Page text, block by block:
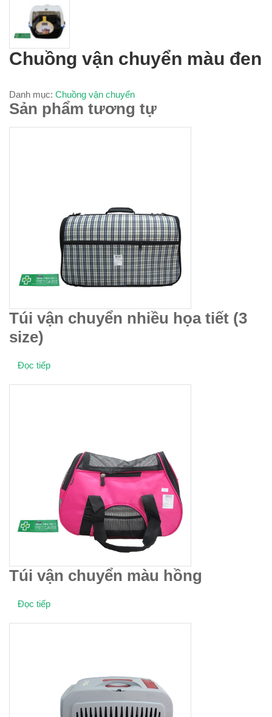
Chuồng vận chuyển màu đen
Danh mục: Chuồng vận chuyển
Sản phẩm tương tự
Túi vận chuyển nhiều họa tiết (3
size)
Đọc tiếp
Túi vận chuyển màu hồng
Đọc tiếp